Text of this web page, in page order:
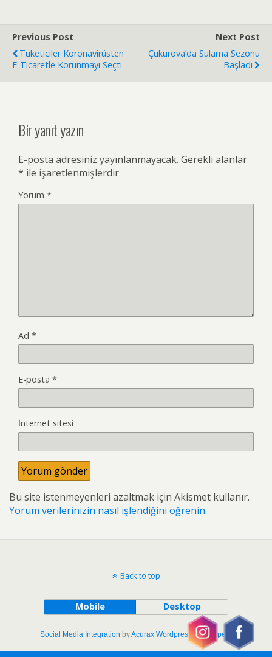
Previous Post
Tüketiciler Koronavirüsten
E-Ticaretle Korunmayı Seçti
Next Post
Çukurova’da Sulama Sezonu
Başladı
Bir yanıt yazın
E-posta adresiniz yayınlanmayacak. Gerekli alanlar
* ile işaretlenmişlerdir
Yorum *
Ad *
E-posta *
İnternet sitesi
Bu site istenmeyenleri azaltmak için Akismet kullanır.
Yorum verilerinizin nasıl işlendiğini öğrenin.
Back to top
Mobile Desktop
Social Media Integration byAcurax Wordpress Developers